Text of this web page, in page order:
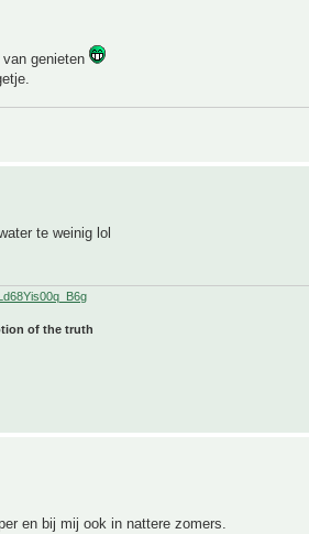
genieten
te weinig lol
of the truth
en bij mij ook in nattere zomers.